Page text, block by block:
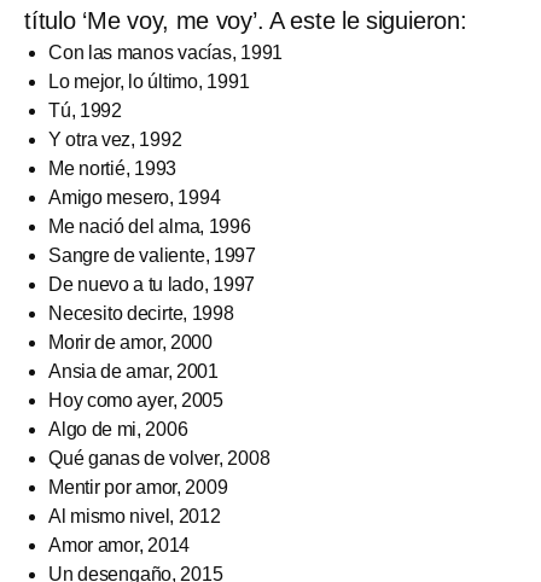
título ‘Me voy, me voy’. A este le siguieron:
Con las manos vacías, 1991
Lo mejor, lo último, 1991
Tú, 1992
Y otra vez, 1992
Me nortié, 1993
Amigo mesero, 1994
Me nació del alma, 1996
Sangre de valiente, 1997
De nuevo a tu lado, 1997
Necesito decirte, 1998
Morir de amor, 2000
Ansia de amar, 2001
Hoy como ayer, 2005
Algo de mi, 2006
Qué ganas de volver, 2008
Mentir por amor, 2009
Al mismo nivel, 2012
Amor amor, 2014
Un desengaño, 2015